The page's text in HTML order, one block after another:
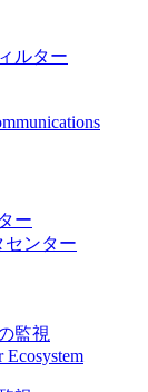
ルター
ー
センター
監視
Ecosystem